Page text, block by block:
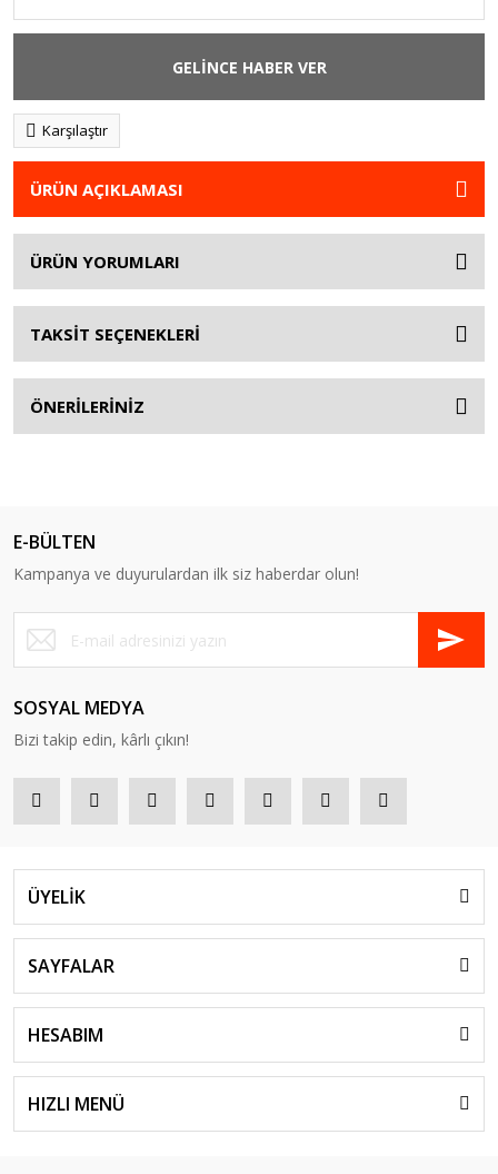
GELİNCE HABER VER
Karşılaştır
ÜRÜN AÇIKLAMASI
ÜRÜN YORUMLARI
TAKSİT SEÇENEKLERİ
ÖNERİLERİNİZ
E-BÜLTEN
Kampanya ve duyurulardan ilk siz haberdar olun!
SOSYAL MEDYA
Bizi takip edin, kârlı çıkın!
ÜYELİK
SAYFALAR
HESABIM
HIZLI MENÜ